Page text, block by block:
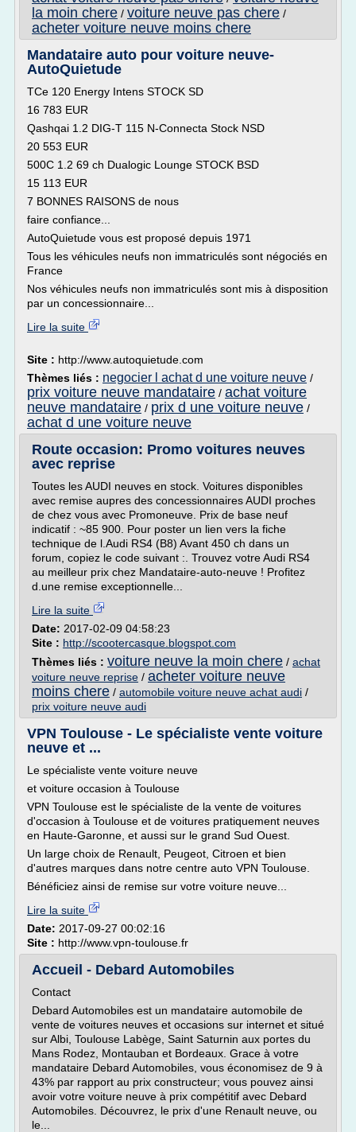
la moin chere / voiture neuve pas chere /
acheter voiture neuve moins chere
Mandataire auto pour voiture neuve-
AutoQuietude
TCe 120 Energy Intens STOCK SD
16 783 EUR
Qashqai 1.2 DIG-T 115 N-Connecta Stock NSD
20 553 EUR
500C 1.2 69 ch Dualogic Lounge STOCK BSD
15 113 EUR
7 BONNES RAISONS de nous
faire confiance...
AutoQuietude vous est proposé depuis 1971
Tous les véhicules neufs non immatriculés sont négociés en
France
Nos véhicules neufs non immatriculés sont mis à disposition
par un concessionnaire...
Lire la suite
Site : http://www.autoquietude.com
Thèmes liés : negocier l achat d une voiture neuve /
prix voiture neuve mandataire / achat voiture
neuve mandataire / prix d une voiture neuve /
achat d une voiture neuve
Route occasion: Promo voitures neuves
avec reprise
Toutes les AUDI neuves en stock. Voitures disponibles
avec remise aupres des concessionnaires AUDI proches
de chez vous avec Promoneuve. Prix de base neuf
indicatif : ~85 900. Pour poster un lien vers la fiche
technique de l.Audi RS4 (B8) Avant 450 ch dans un
forum, copiez le code suivant :. Trouvez votre Audi RS4
au meilleur prix chez Mandataire-auto-neuve ! Profitez
d.une remise exceptionnelle...
Lire la suite
Date: 2017-02-09 04:58:23
Site : http://scootercasque.blogspot.com
Thèmes liés : voiture neuve la moin chere / achat
voiture neuve reprise / acheter voiture neuve
moins chere / automobile voiture neuve achat audi /
prix voiture neuve audi
VPN Toulouse - Le spécialiste vente voiture
neuve et ...
Le spécialiste vente voiture neuve
et voiture occasion à Toulouse
VPN Toulouse est le spécialiste de la vente de voitures
d'occasion à Toulouse et de voitures pratiquement neuves
en Haute-Garonne, et aussi sur le grand Sud Ouest.
Un large choix de Renault, Peugeot, Citroen et bien
d'autres marques dans notre centre auto VPN Toulouse.
Bénéficiez ainsi de remise sur votre voiture neuve...
Lire la suite
Date: 2017-09-27 00:02:16
Site : http://www.vpn-toulouse.fr
Accueil - Debard Automobiles
Contact
Debard Automobiles est un mandataire automobile de
vente de voitures neuves et occasions sur internet et situé
sur Albi, Toulouse Labège, Saint Saturnin aux portes du
Mans Rodez, Montauban et Bordeaux. Grace à votre
mandataire Debard Automobiles, vous économisez de 9 à
43% par rapport au prix constructeur; vous pouvez ainsi
avoir votre voiture neuve à prix compétitif avec Debard
Automobiles. Découvrez, le prix d'une Renault neuve, ou
le...